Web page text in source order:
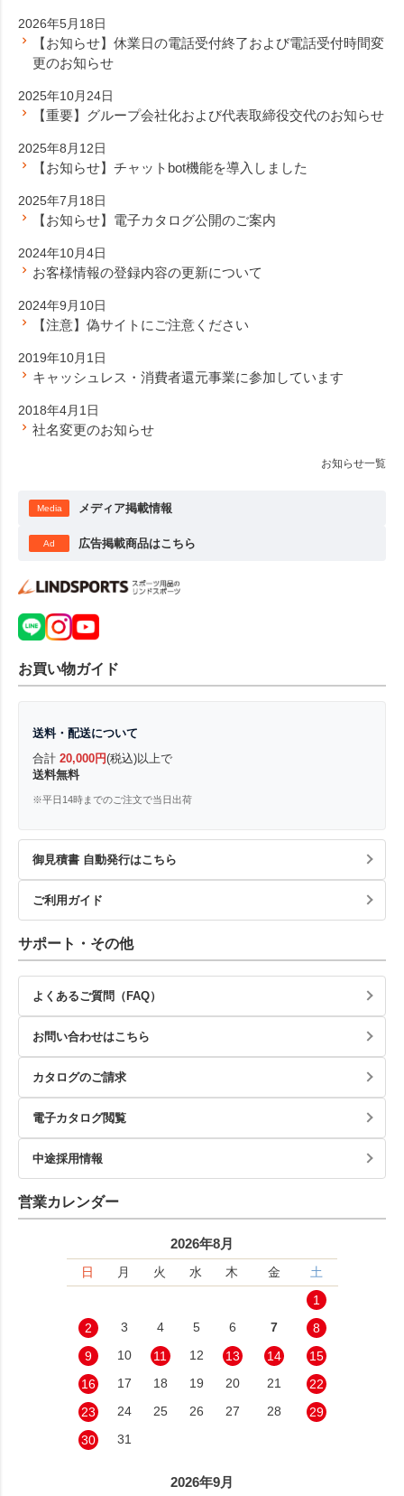
2026年5月18日
【お知らせ】休業日の電話受付終了および電話受付時間変
更のお知らせ
2025年10月24日
【重要】グループ会社化および代表取締役交代のお知らせ
2025年8月12日
【お知らせ】チャットbot機能を導入しました
2025年7月18日
【お知らせ】電子カタログ公開のご案内
2024年10月4日
お客様情報の登録内容の更新について
2024年9月10日
【注意】偽サイトにご注意ください
2019年10月1日
キャッシュレス・消費者還元事業に参加しています
2018年4月1日
社名変更のお知らせ
お知らせ一覧
Media メディア掲載情報
Ad 広告掲載商品はこちら
お買い物ガイド
送料・配送について
合計 20,000円(税込)以上で
送料無料
※平日14時までのご注文で当日出荷
御見積書 自動発行はこちら
ご利用ガイド
サポート・その他
よくあるご質問（FAQ）
お問い合わせはこちら
カタログのご請求
電子カタログ閲覧
中途採用情報
営業カレンダー
2026年8月
日 月 火 水 木 金
土
1
2
3 4 5 6 7
8
9
10 11 12 13 14
15
16
17 18 19 20 21
22
23
24 25 26 27 28
29
30
31
2026年9月